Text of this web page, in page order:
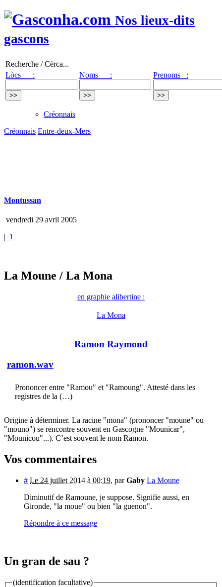
Nos lieux-dits
gascons
Recherche / Cèrca...
Lòcs :
Noms : Prenoms :
Créonnais
Créonnais Entre-deux-Mers
Montussan
vendredi 29 avril 2005
| 1
La Moune / La Mona
en graphie alibertine :
La Mona
Ramon Raymond
ramon.wav
Prononcer entre "Ramou" et "Ramoung". Attesté dans les
registres de la (…)
Origine à déterminer. La racine "mona" (prononcer "moune" ou
"mouno") se rencontre souvent en Gascogne "Mounicar",
"Mounicou"...). C’est souvent le nom Ramon.
Vos commentaires
# Le 24 juillet 2014 à 00:19, parGaby La Moune
Diminutif de Ramoune, je suppose. Signifie aussi, en
Gironde, "la moue" ou bien "la guenon".
Répondre à ce message
Un gran de sau ?
(identification facultative)